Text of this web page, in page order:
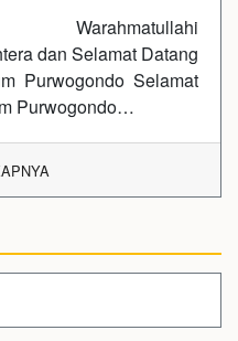
dan Selamat Datang
Purwogondo Selamat
Purwogondo…